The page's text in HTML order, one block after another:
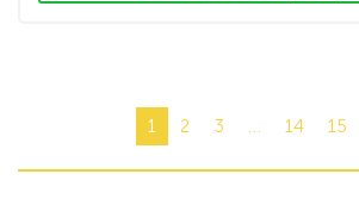
1 2 3 … 14 15